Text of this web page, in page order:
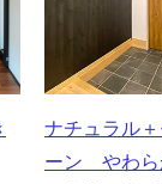
ナチュラル＋
ーン やわら